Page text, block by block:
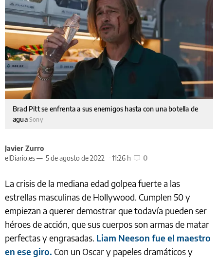
Brad Pitt se enfrenta a sus enemigos hasta con una botella de
agua Sony
Javier Zurro
elDiario.es — 5 de agosto de 2022 11:26 h 0
La crisis de la mediana edad golpea fuerte a las
estrellas masculinas de Hollywood. Cumplen 50 y
empiezan a querer demostrar que todavía pueden ser
héroes de acción, que sus cuerpos son armas de matar
perfectas y engrasadas. Liam Neeson fue el maestro
en ese giro. Con un Oscar y papeles dramáticos y